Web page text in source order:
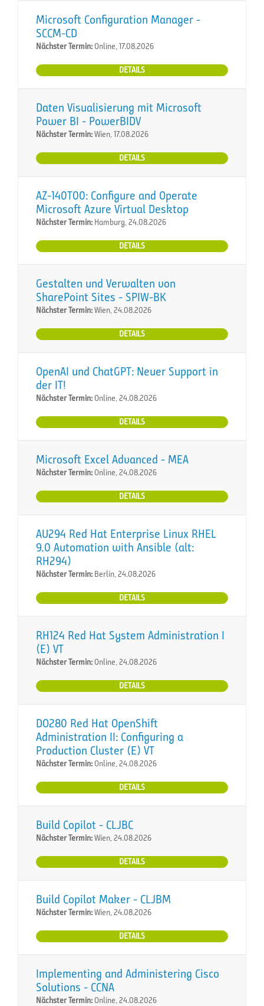
Microsoft Configuration Manager -
SCCM-CD
Nächster Termin:Online, 17.08.2026
DETAILS
Daten Visualisierung mit Microsoft
Power BI - PowerBIDV
Nächster Termin:Wien, 17.08.2026
DETAILS
AZ-140T00: Configure and Operate
Microsoft Azure Virtual Desktop
Nächster Termin: Hamburg, 24.08.2026
DETAILS
Gestalten und Verwalten von
SharePoint Sites - SPIW-BK
Nächster Termin:Wien, 24.08.2026
DETAILS
OpenAI und ChatGPT: Neuer Support in
der IT!
Nächster Termin:Online, 24.08.2026
DETAILS
Microsoft Excel Advanced - MEA
Nächster Termin:Online, 24.08.2026
DETAILS
AU294 Red Hat Enterprise Linux RHEL
9.0 Automation with Ansible (alt:
RH294)
Nächster Termin: Berlin, 24.08.2026
DETAILS
RH124 Red Hat System Administration I
(E) VT
Nächster Termin:Online, 24.08.2026
DETAILS
DO280 Red Hat OpenShift
Administration II: Configuring a
Production Cluster (E) VT
Nächster Termin:Online, 24.08.2026
DETAILS
Build Copilot - CLJBC
Nächster Termin:Wien, 24.08.2026
DETAILS
Build Copilot Maker - CLJBM
Nächster Termin:Wien, 24.08.2026
DETAILS
Implementing and Administering Cisco
Solutions - CCNA
Nächster Termin:Online, 24.08.2026